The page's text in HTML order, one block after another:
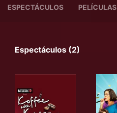
ESPECTÁCULOS PELÍCULAS
Espectáculos (2)